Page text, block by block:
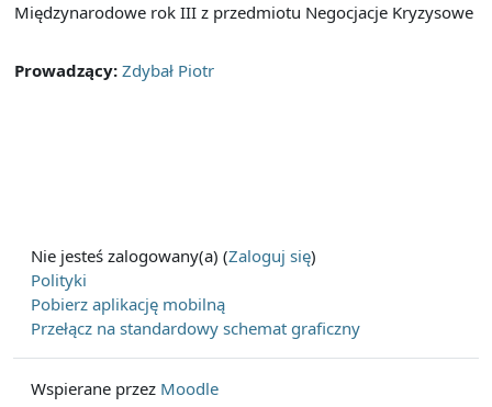
Międzynarodowe rok III z przedmiotu Negocjacje Kryzysowe
Prowadzący: Zdybał Piotr
Nie jesteś zalogowany(a) (Zaloguj się)
Polityki
Pobierz aplikację mobilną
Przełącz na standardowy schemat graficzny
Wspierane przez Moodle